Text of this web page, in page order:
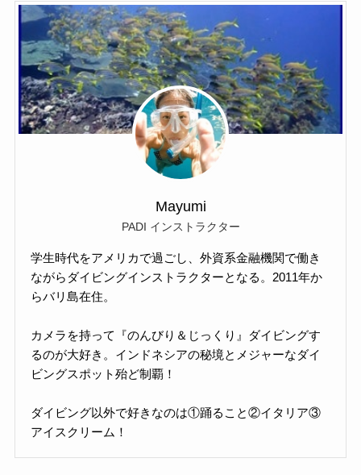
Mayumi
PADI インストラクター
学生時代をアメリカで過ごし、外資系金融機関で働き
ながらダイビングインストラクターとなる。2011年か
らバリ島在住。
カメラを持って『のんびり＆じっくり』ダイビングす
るのが大好き。インドネシアの秘境とメジャーなダイ
ビングスポット殆ど制覇！
ダイビング以外で好きなのは①踊ること②イタリア③
アイスクリーム！